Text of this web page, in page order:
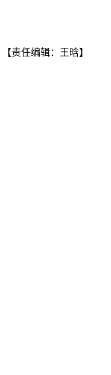
【责任编辑：王晗】